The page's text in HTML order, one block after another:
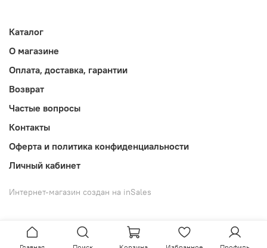
Каталог
О магазине
Оплата, доставка, гарантии
Возврат
Частые вопросы
Контакты
Оферта и политика конфиденциальности
Личный кабинет
Интернет-магазин создан на inSales